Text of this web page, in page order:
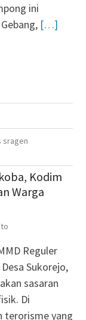
ini
[…]
sragen
Kodim
Warga
Reguler
Sukorejo,
sasaran
Di
terorisme yang